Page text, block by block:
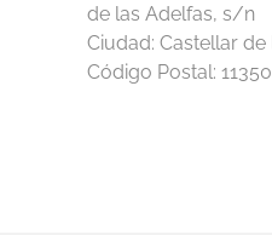
de las Adelfas, s/n
Ciudad:Castellar de
Código Postal:11350